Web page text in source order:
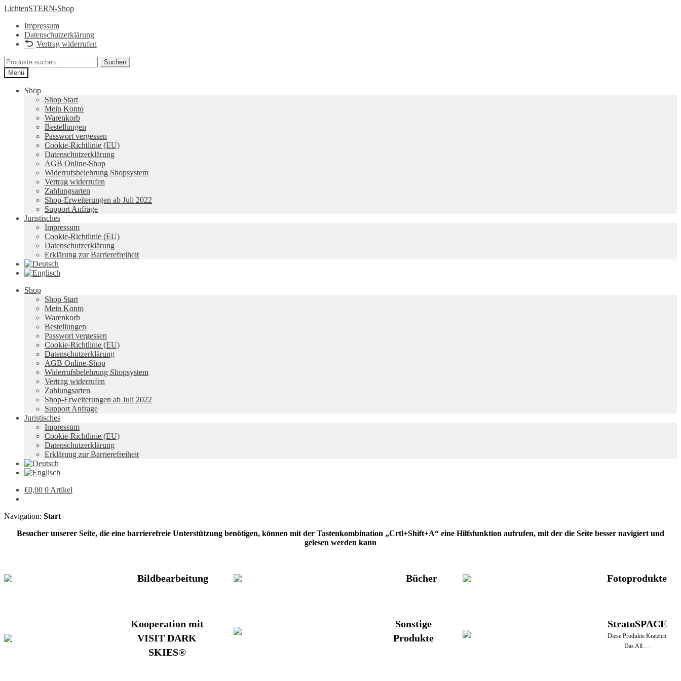
Zur
springen
Zum
springen
LichtenSTERN-Shop
Impressum
Datenschutzerklärung
Vertrag widerrufen
Suchen
nach:
Suchen
Menü
Shop
Shop Start
Mein Konto
Warenkorb
Bestellungen
Passwort vergessen
Cookie-Richtlinie (EU)
Datenschutzerklärung
AGB Online-Shop
Widerrufsbelehrung Shopsystem
Vertrag widerrufen
Zahlungsarten
Shop-Erweiterungen ab Juli 2022
Support Anfrage
Juristisches
Impressum
Cookie-Richtlinie (EU)
Datenschutzerklärung
Erklärung zur Barrierefreiheit
Shop
Shop Start
Mein Konto
Warenkorb
Bestellungen
Passwort vergessen
Cookie-Richtlinie (EU)
Datenschutzerklärung
AGB Online-Shop
Widerrufsbelehrung Shopsystem
Vertrag widerrufen
Zahlungsarten
Shop-Erweiterungen ab Juli 2022
Support Anfrage
Juristisches
Impressum
Cookie-Richtlinie (EU)
Datenschutzerklärung
Erklärung zur Barrierefreiheit
€0,00 0 Artikel
Navigation: Start
Besucher unserer Seite, die eine barrierefreie Unterstützung benötigen, können mit der Tastenkombination „Crtl+Shift+A“ eine Hilfsfunktion aufrufen, mit der die Seite besser navigiert und
gelesen werden kann
Bildbearbeitung Bücher Fotoprodukte
Kooperation mit
VISIT DARK
SKIES®
Sonstige
Produkte
StratoSPACE
Diese Produkte Kratzten
Das All.…